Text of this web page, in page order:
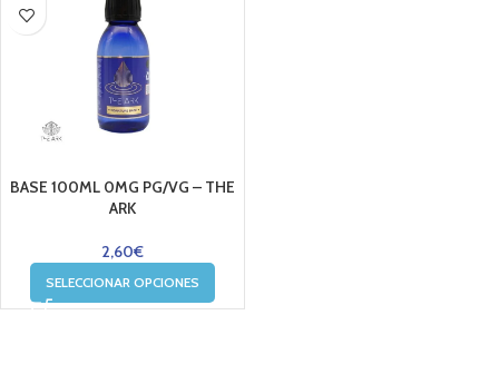
BASE 100ML 0MG PG/VG – THE
ARK
2,60€
SELECCIONAR OPCIONES